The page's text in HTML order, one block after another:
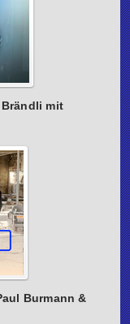
mit
Burmann &